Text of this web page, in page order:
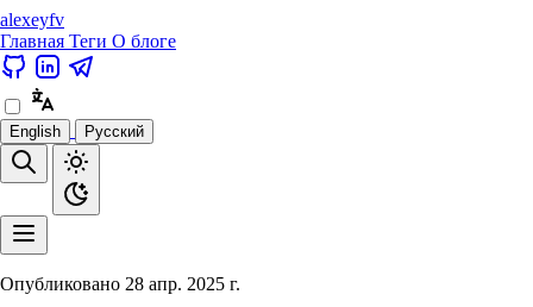
alexeyfv
Главная Теги О блоге
English Русский
Опубликовано 28 апр. 2025 г.